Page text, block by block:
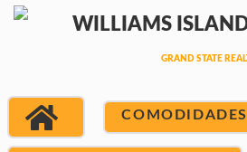
COMODIDADES